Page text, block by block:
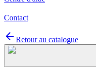
Contact
Retour au catalogue